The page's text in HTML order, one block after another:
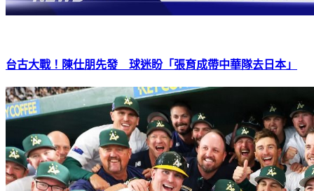
台古大戰！陳仕朋先發 球迷盼「張育成帶中華隊去日本」